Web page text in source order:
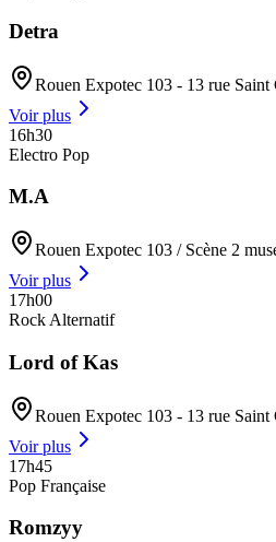
Detra
Rouen Expotec 103 - 13 rue Saint
Voir plus
16h30
Electro Pop
M.A
Rouen Expotec 103 / Scène 2
Voir plus
17h00
Rock Alternatif
Lord of Kas
Rouen Expotec 103 - 13 rue Saint
Voir plus
17h45
Pop Française
Romzyy